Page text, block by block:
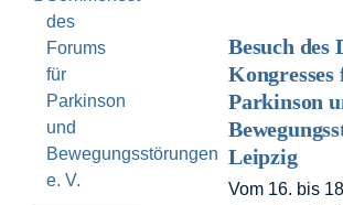
Besuch des
Kongresses
Parkinson
Leipzig
Vom 16. bis
des
Forums
für
Parkinson
und
Bewegungsstörungen
e. V.